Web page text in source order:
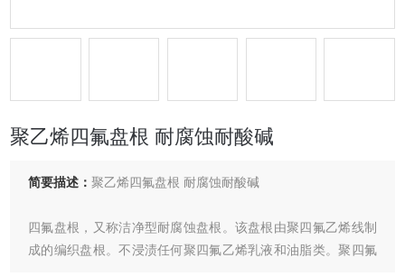
聚乙烯四氟盘根 耐腐蚀耐酸碱
简要描述：聚乙烯四氟盘根 耐腐蚀耐酸碱
四氟盘根，又称洁净型耐腐蚀盘根。该盘根由聚四氟乙烯线制
成的编织盘根。不浸渍任何聚四氟乙烯乳液和油脂类。聚四氟